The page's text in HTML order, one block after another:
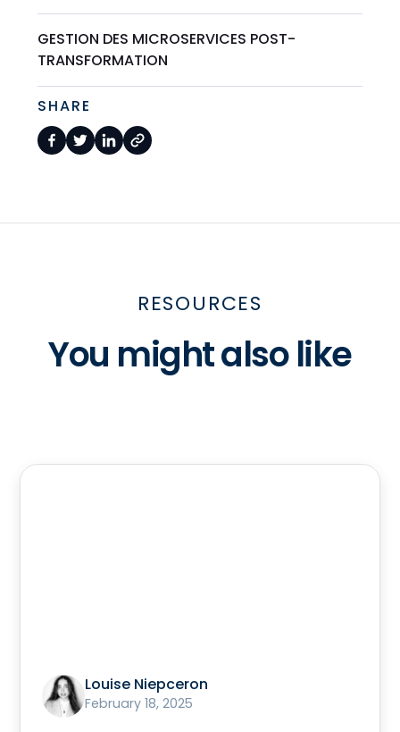
GESTION DES MICROSERVICES POST-
TRANSFORMATION
SHARE
RESOURCES
You might also like
Louise Niepceron
February 18, 2025